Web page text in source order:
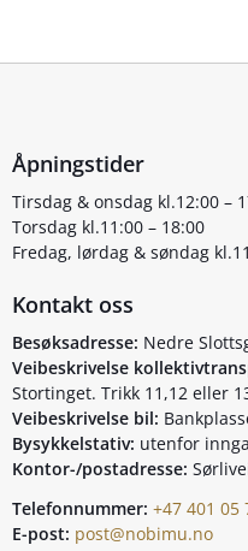
Åpningstider
Tirsdag & onsdag kl.12:00 –
Torsdag kl.11:00 – 18:00
Fredag, lørdag & søndag
Kontakt oss
Besøksadresse: Nedre
Veibeskrivelse
Stortinget. Trikk 11,12 eller
Veibeskrivelse bil:
Bysykkelstativ: utenfor
Kontor-/postadresse:
Telefonnummer: +47 401 05
E-post: post@nobimu.no